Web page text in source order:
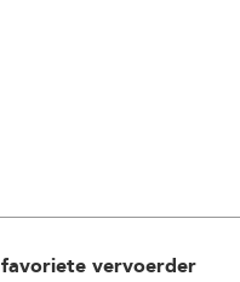
favoriete vervoerder